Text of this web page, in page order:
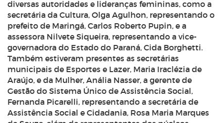
diversas autoridades e lideranças femininas, como a
secretária da Cultura, Olga Agulhon, representando o
prefeito de Maringá, Carlos Roberto Pupin, e a
assessora Nilvete Siqueira, representando a vice-
governadora do Estado do Paraná, Cida Borghetti.
Também estiveram presentes as secretárias
municipais de Esportes e Lazer, Maria Iraclézia de
Araújo, e da Mulher, Anália Nasser, a gerente de
Gestão do Sistema Único de Assistência Social,
Fernanda Picarelli, representando a secretária de
Assistência Social e Cidadania, Rosa Maria Marques